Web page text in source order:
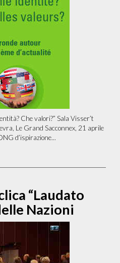
Che valori?” Sala Visser’t
Le Grand Sacconnex, 21 aprile
d’ispirazione...
“Laudato
Nazioni